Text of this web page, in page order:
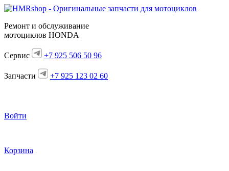
Ремонт и обслуживание
мотоциклов HONDA
Сервис +7 925 506 50 96
Запчасти +7 925 123 02 60
Войти
Корзина